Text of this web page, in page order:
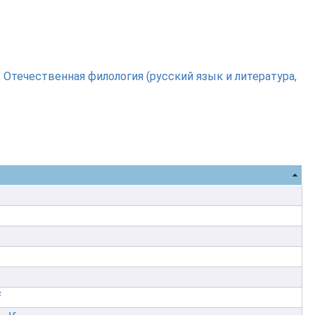
Отечественная филология (русский язык и литература,